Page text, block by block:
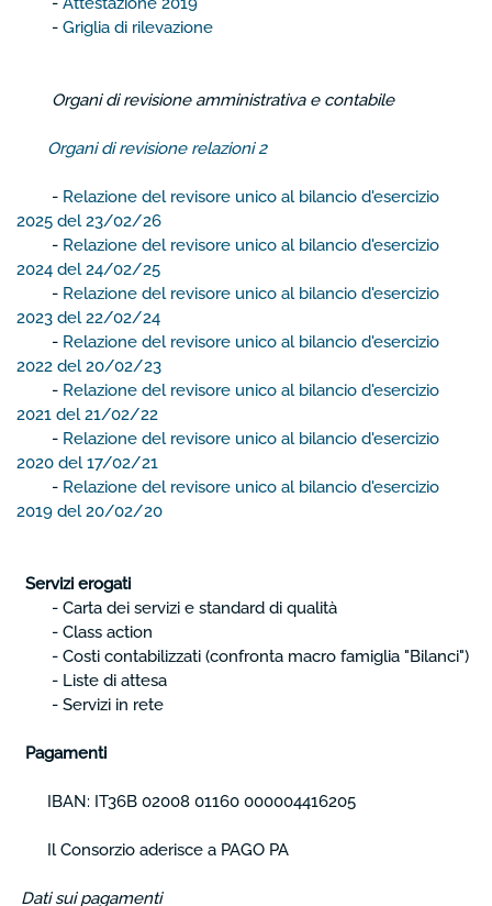
- Griglia di rilevazione
Organi di revisione amministrativa e contabile
Organi di revisione relazioni 2
- Relazione del revisore unico al bilancio d'esercizio
2025 del 23/02/26
- Relazione del revisore unico al bilancio d'esercizio
2024 del 24/02/25
- Relazione del revisore unico al bilancio d'esercizio
2023 del 22/02/24
- Relazione del revisore unico al bilancio d'esercizio
2022 del 20/02/23
- Relazione del revisore unico al bilancio d'esercizio
2021 del 21/02/22
- Relazione del revisore unico al bilancio d'esercizio
2020 del 17/02/21
- Relazione del revisore unico al bilancio d'esercizio
2019 del 20/02/20
Servizi erogati
- Carta dei servizi e standard di qualità
- Class action
- Costi contabilizzati (confronta macro famiglia "Bilanci")
- Liste di attesa
- Servizi in rete
Pagamenti
IBAN: IT36B 02008 01160 000004416205
Il Consorzio aderisce a PAGO PA
Dati sui pagamenti